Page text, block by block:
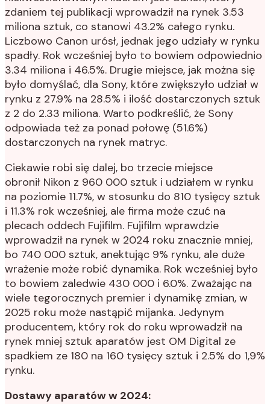
zdaniem tej publikacji wprowadził na rynek 3.53
miliona sztuk, co stanowi 43.2% całego rynku.
Liczbowo Canon urósł, jednak jego udziały w rynku
spadły. Rok wcześniej było to bowiem odpowiednio
3.34 miliona i 46.5%. Drugie miejsce, jak można się
było domyślać, dla Sony, które zwiększyło udział w
rynku z 27.9% na 28.5% i ilość dostarczonych sztuk
z 2 do 2.33 miliona. Warto podkreślić, że Sony
odpowiada też za ponad połowę (51.6%)
dostarczonych na rynek matryc.
Ciekawie robi się dalej, bo trzecie miejsce
obronił Nikon z 960 000 sztuk i udziałem w rynku
na poziomie 11.7%, w stosunku do 810 tysięcy sztuk
i 11.3% rok wcześniej, ale firma może czuć na
plecach oddech Fujifilm. Fujifilm wprawdzie
wprowadził na rynek w 2024 roku znacznie mniej,
bo 740 000 sztuk, anektując 9% rynku, ale duże
wrażenie może robić dynamika. Rok wcześniej było
to bowiem zaledwie 430 000 i 6.0%. Zważając na
wiele tegorocznych premier i dynamikę zmian, w
2025 roku może nastąpić mijanka. Jedynym
producentem, który rok do roku wprowadził na
rynek mniej sztuk aparatów jest OM Digital ze
spadkiem ze 180 na 160 tysięcy sztuk i 2.5% do 1,9%
rynku.
Dostawy aparatów w 2024: